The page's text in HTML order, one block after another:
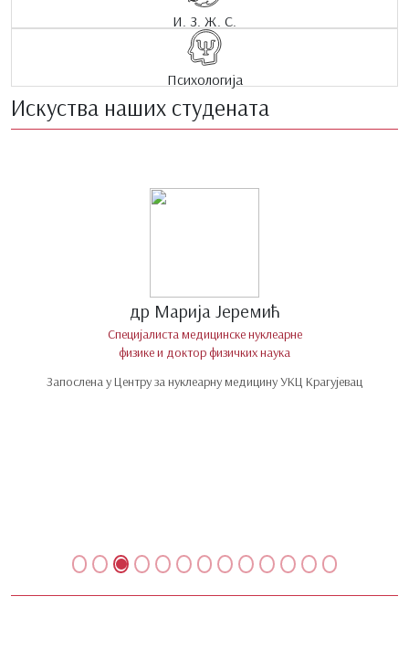
И. З. Ж. С.
Психологија
Искуства наших студената
др Марија Јеремић
Специјалиста медицинске нуклеарне
физике и доктор физичких наука
Запослена у Центру за нуклеарну медицину УКЦ Крагујевац